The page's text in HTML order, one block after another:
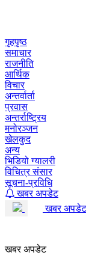
गृहपृष्ठ
समाचार
राजनीति
आर्थिक
विचार
अन्तर्वार्ता
प्रवास
अन्तर्राष्ट्रिय
मनोरञ्जन
खेलकुद
अन्य
भिडियो ग्यालरी
विचित्र संसार
सूचना-प्रविधि
खबर अपडेट
खबर अपडेट
खबर अपडेट